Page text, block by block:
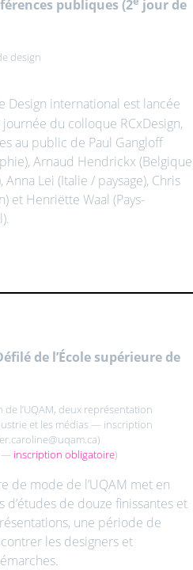
publiques(2 jour de
design
Design international est lancée
du colloque RCxDesign,
au public de Paul Gangloff
Arnaud Hendrickx (Belgique
Lei (Italie / paysage), Chris
et Henriëtte Waal (Pays-
de l’École supérieure de
l’UQAM, deux représentation
et les médias — inscription
— inscription obligatoire)
de mode de l’UQAM met en
de douze finissantes et
une période de
les designers et